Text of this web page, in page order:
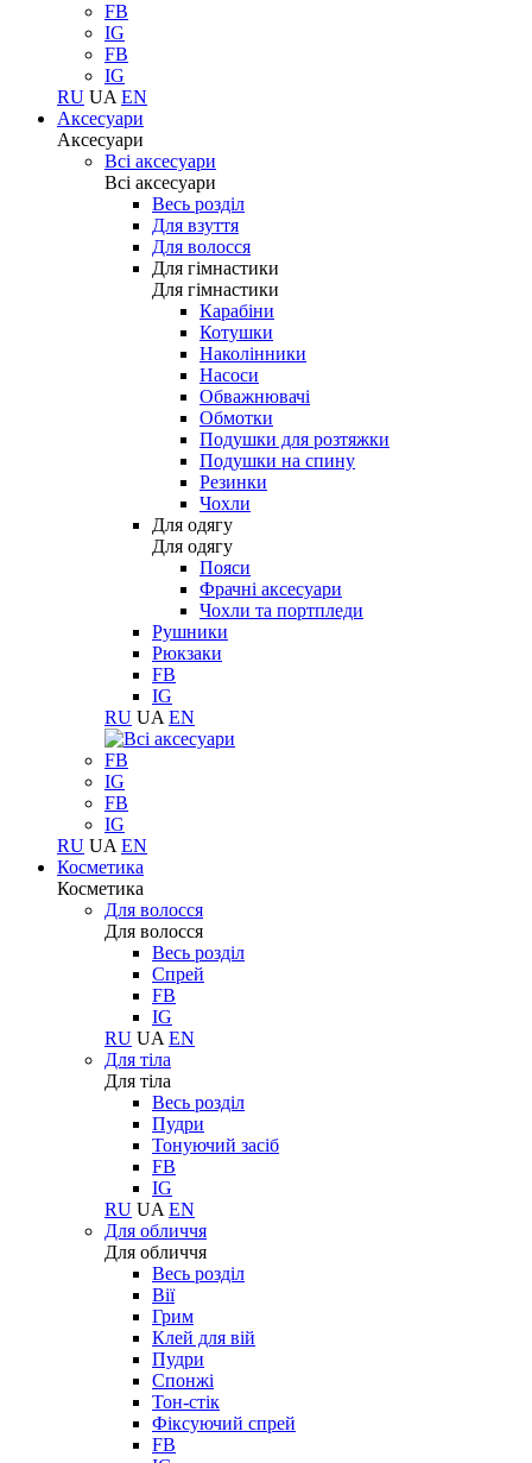
FB
IG
FB
IG
RU UA EN
Аксесуари
Аксесуари
Всі аксесуари
Всі аксесуари
Весь розділ
Для взуття
Для волосся
Для гімнастики
Для гімнастики
Карабіни
Котушки
Наколінники
Насоси
Обважнювачі
Обмотки
Подушки для розтяжки
Подушки на спину
Резинки
Чохли
Для одягу
Для одягу
Пояси
Фрачні аксесуари
Чохли та портпледи
Рушники
Рюкзаки
FB
IG
RU UA EN
FB
IG
FB
IG
RU UA EN
Косметика
Косметика
Для волосся
Для волосся
Весь розділ
Спрей
FB
IG
RU UA EN
Для тіла
Для тіла
Весь розділ
Пудри
Тонуючий засіб
FB
IG
RU UA EN
Для обличчя
Для обличчя
Весь розділ
Вії
Грим
Клей для вій
Пудри
Спонжі
Тон-стік
Фіксуючий спрей
FB